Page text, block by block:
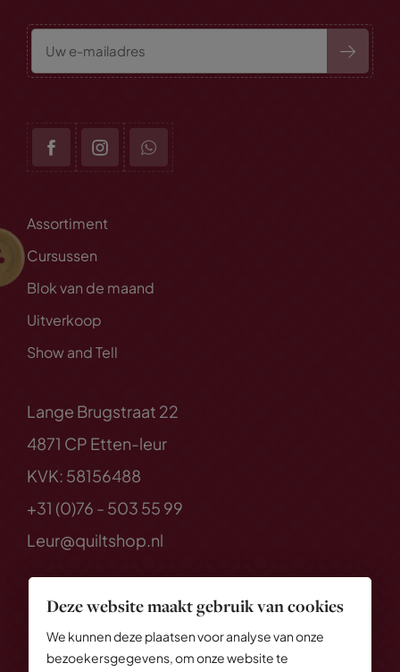
Deze website maakt gebruik van cookies
We kunnen deze plaatsen voor analyse van onze
bezoekersgegevens, om onze website te
Assortiment
Cursussen
Blok van de maand
Uitverkoop
Show and Tell
Lange Brugstraat 22
4871 CP Etten-leur
KVK: 58156488
+31 (0)76 - 503 55 99
Leur@quiltshop.nl